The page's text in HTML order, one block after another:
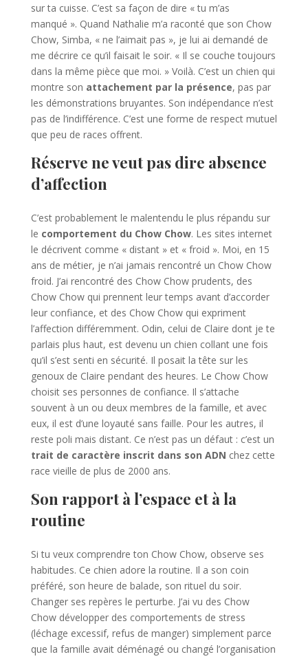
sur ta cuisse. C’est sa façon de dire « tu m’as
manqué ». Quand Nathalie m’a raconté que son Chow
Chow, Simba, « ne l’aimait pas », je lui ai demandé de
me décrire ce qu’il faisait le soir. « Il se couche toujours
dans la même pièce que moi. » Voilà. C’est un chien qui
montre son attachement par la présence, pas par
les démonstrations bruyantes. Son indépendance n’est
pas de l’indifférence. C’est une forme de respect mutuel
que peu de races offrent.
Réserve ne veut pas dire absence
d’affection
C’est probablement le malentendu le plus répandu sur
le comportement du Chow Chow. Les sites internet
le décrivent comme « distant » et « froid ». Moi, en 15
ans de métier, je n’ai jamais rencontré un Chow Chow
froid. J’ai rencontré des Chow Chow prudents, des
Chow Chow qui prennent leur temps avant d’accorder
leur confiance, et des Chow Chow qui expriment
l’affection différemment. Odin, celui de Claire dont je te
parlais plus haut, est devenu un chien collant une fois
qu’il s’est senti en sécurité. Il posait la tête sur les
genoux de Claire pendant des heures. Le Chow Chow
choisit ses personnes de confiance. Il s’attache
souvent à un ou deux membres de la famille, et avec
eux, il est d’une loyauté sans faille. Pour les autres, il
reste poli mais distant. Ce n’est pas un défaut : c’est un
trait de caractère inscrit dans son ADN chez cette
race vieille de plus de 2000 ans.
Son rapport à l’espace et à la
routine
Si tu veux comprendre ton Chow Chow, observe ses
habitudes. Ce chien adore la routine. Il a son coin
préféré, son heure de balade, son rituel du soir.
Changer ses repères le perturbe. J’ai vu des Chow
Chow développer des comportements de stress
(léchage excessif, refus de manger) simplement parce
que la famille avait déménagé ou changé l’organisation